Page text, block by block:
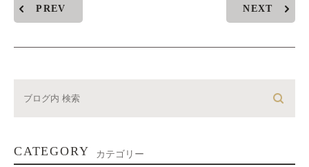
PREV NEXT
CATEGORY カテゴリー